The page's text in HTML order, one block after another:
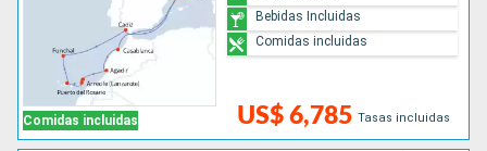
Comidas incluidas US$ 6,785 Tasas incluidas
Bebidas Incluidas
Comidas incluidas